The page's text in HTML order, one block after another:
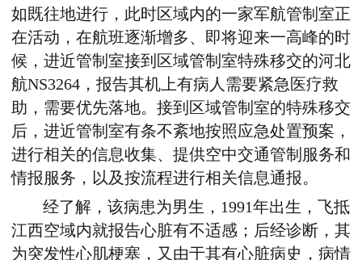
如既往地进行，此时区域内的一家军航管制室正
在活动，在航班逐渐增多、即将迎来一高峰的时
候，进近管制室接到区域管制室特殊移交的河北
航NS3264，报告其机上有病人需要紧急医疗救
助，需要优先落地。接到区域管制室的特殊移交
后，进近管制室有条不紊地按照应急处置预案，
进行相关的信息收集、提供空中交通管制服务和
情报服务，以及按流程进行相关信息通报。
经了解，该病患为男生，1991年出生，飞抵
江西空域内就报告心脏有不适感；后经诊断，其
为突发性心肌梗塞，又由于其有心脏病史，病情